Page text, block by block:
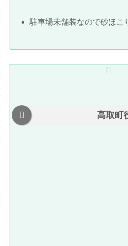
駐車場未舗装なので砂ほこ
高取町